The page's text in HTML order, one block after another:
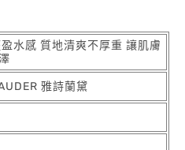
水感 質地清爽不厚重 讓肌膚
雅詩蘭黛